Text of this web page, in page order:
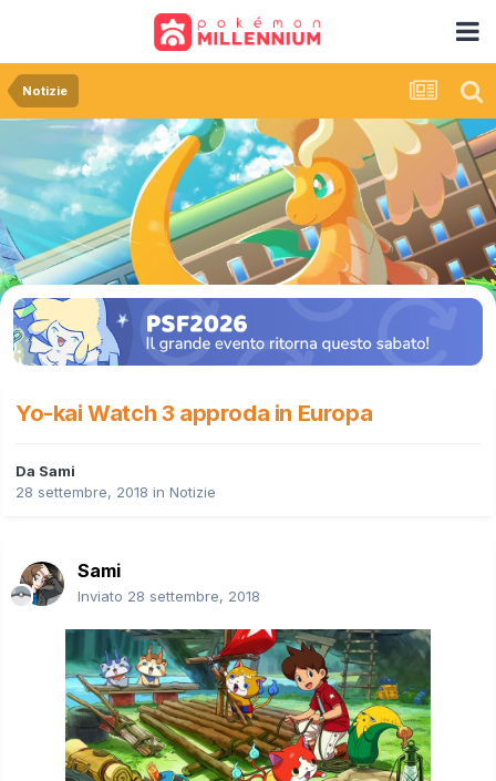
Notizie
Yo-kai Watch 3 approda in Europa
Da Sami
28 settembre, 2018 in Notizie
Sami
Inviato 28 settembre, 2018